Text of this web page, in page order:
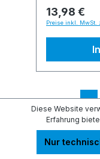
13,98 €
Preise inkl. MwSt.
1
Diese Website
Erfahrung
Nur